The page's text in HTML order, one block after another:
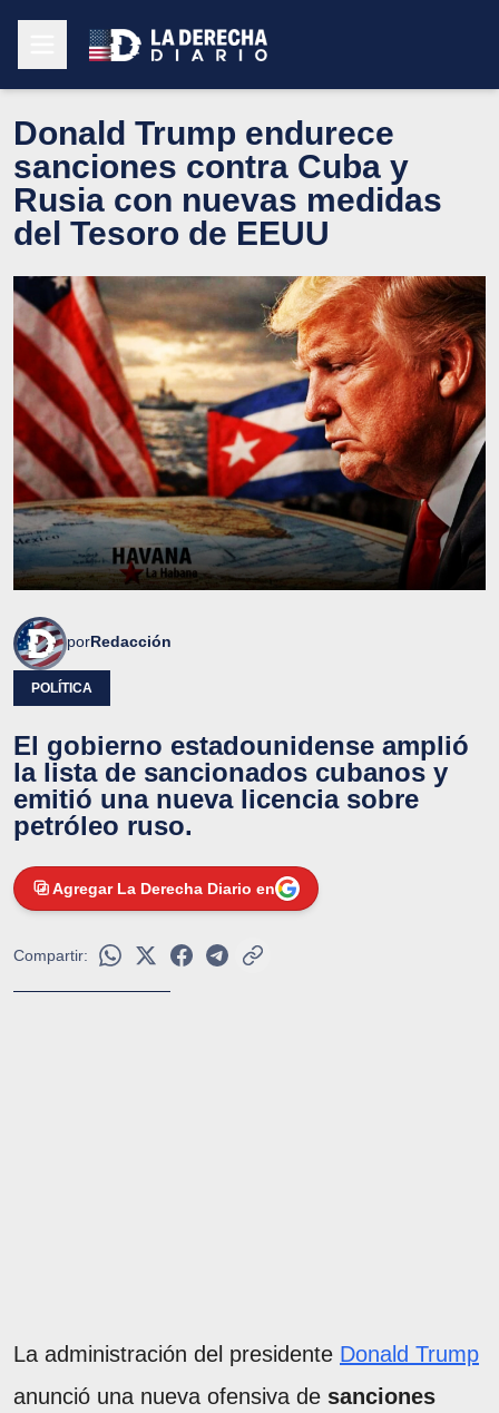
Donald Trump endurece
sanciones contra Cuba y
Rusia con nuevas medidas
del Tesoro de EEUU
porRedacción
POLÍTICA
El gobierno estadounidense amplió
la lista de sancionados cubanos y
emitió una nueva licencia sobre
petróleo ruso.
Agregar La Derecha Diario en
Compartir:
La administración del presidente Donald Trump
anunció una nueva ofensiva de sanciones